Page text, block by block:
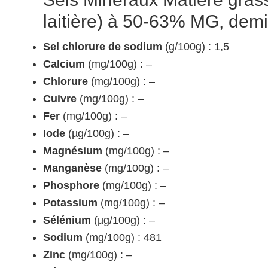
laitière) à 50-63% MG,
Sel chlorure de sodium (g/100g) : 1,5
Calcium (mg/100g) : –
Chlorure (mg/100g) : –
Cuivre (mg/100g) : –
Fer (mg/100g) : –
Iode (µg/100g) : –
Magnésium (mg/100g) : –
Manganèse (mg/100g) : –
Phosphore (mg/100g) : –
Potassium (mg/100g) : –
Sélénium (µg/100g) : –
Sodium (mg/100g) : 481
Zinc (mg/100g) : –